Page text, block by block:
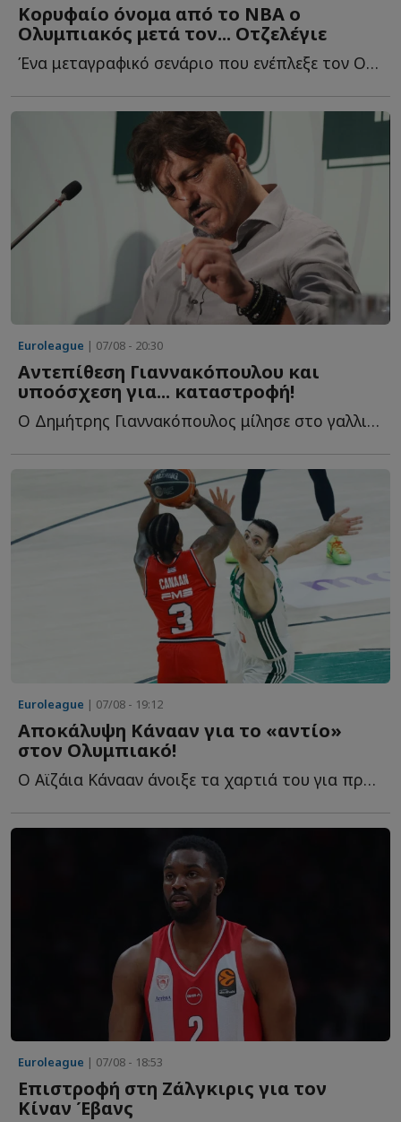
Κορυφαίο όνομα από το NBA ο
Ολυμπιακός μετά τον... Οτζελέγιε
Ένα μεταγραφικό σενάριο που ενέπλεξε τον Ολυμπιακό κ...
Euroleague | 07/08 - 20:30
Αντεπίθεση Γιαννακόπουλου και
υποόσχεση για... καταστροφή!
Ο Δημήτρης Γιαννακόπουλος μίλησε στο γαλλικό κανάλι Eu...
Euroleague | 07/08 - 19:12
Αποκάλυψη Κάνααν για το «αντίο»
στον Ολυμπιακό!
Ο Αϊζάια Κάνααν άνοιξε τα χαρτιά του για πρώτη φορά σ...
Euroleague | 07/08 - 18:53
Επιστροφή στη Ζάλγκιρις για τον
Κίναν Έβανς